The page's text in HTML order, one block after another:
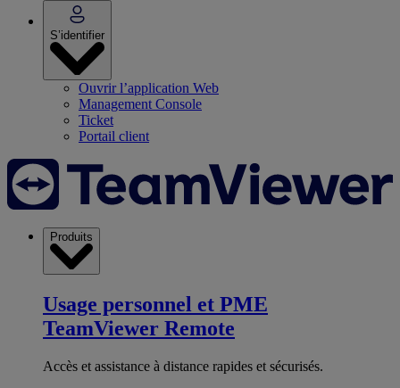
S’identifier
Ouvrir l’application Web
Management Console
Ticket
Portail client
Produits
Usage personnel et PME
TeamViewer Remote
Accès et assistance à distance rapides et sécurisés.